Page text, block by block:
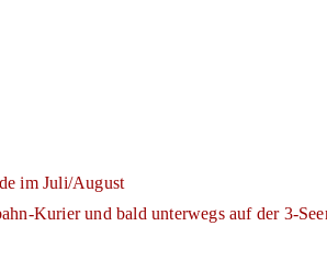
im Juli/August
Kurier und bald unterwegs auf der 3-